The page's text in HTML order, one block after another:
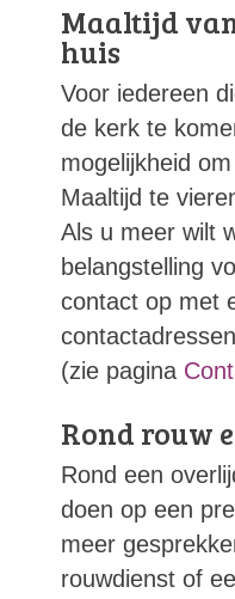
Maaltijd
huis
Voor iedereen
de kerk te
mogelijkheid
Maaltijd te
Als u meer wilt
belangstelling
contact op met
(zie pagina
Rond rouw
Rond een
doen op een
meer
rouwdienst of